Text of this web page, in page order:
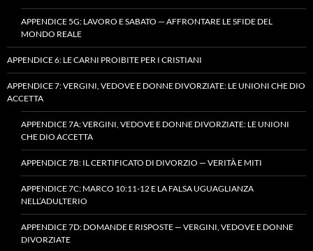
APPENDICE 5G: LAVORO E SABATO — AFFRONTARE LE SFIDE DEL
MONDO REALE
APPENDICE 6: LE CARNI PROIBITE PER I CRISTIANI
APPENDICE 7: VERGINI, VEDOVE E DONNE DIVORZIATE: LE UNIONI CHE DIO
ACCETTA
APPENDICE 7A: VERGINI, VEDOVE E DONNE DIVORZIATE: LE UNIONI
CHE DIO ACCETTA
APPENDICE 7B: IL CERTIFICATO DI DIVORZIO — VERITÀ E MITI
APPENDICE 7C: MARCO 10:11-12 E LA FALSA UGUAGLIANZA
NELL’ADULTERIO
APPENDICE 7D: DOMANDE E RISPOSTE — VERGINI, VEDOVE E DONNE
DIVORZIATE